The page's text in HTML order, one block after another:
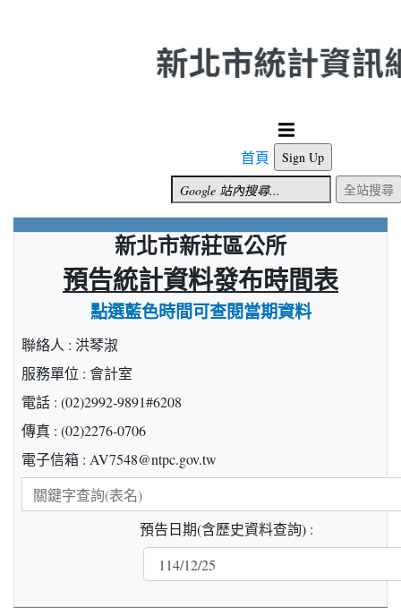
首頁
Sign Up
全站搜尋
新北市新莊區公所
預告統計資料發布時間表
點選藍色時間可查閱當期資料
聯絡人 : 洪琴淑
服務單位 : 會計室
電話 : (02)2992-9891#6208
傳真 : (02)2276-0706
電子信箱 : AV7548@ntpc.gov.tw
關
鍵
預告日期(含歷史資料查詢) :